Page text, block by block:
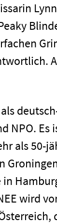
NPO.
als 50-
wird